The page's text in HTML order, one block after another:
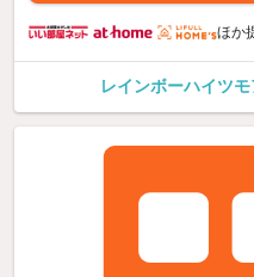
ほか
レインボーハイツ